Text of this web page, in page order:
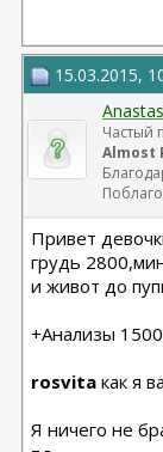
15.03.2015,
Частый
Almost
Привет
грудь
и живот до
+Анализы
rosvita как я
Я ничего не